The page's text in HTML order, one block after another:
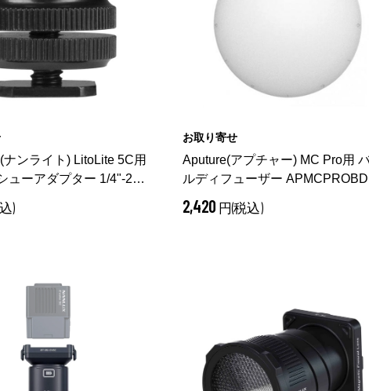
ナンライト) LitoLite 5C用
ューアダプター 1/4"-20
CSA-1/4
)
お取り寄せ
Aputure(アプチャー) MC Pro用
ルディフューザー APMCPROBD
2,420 円(税込)